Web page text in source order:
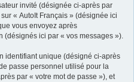
invité (désignée ci-après par
« AutoIt Français » (désignée ici
vous envoyez après
(désignés ici par « vos messages »).
identifiant unique (désigné ci-après
passe personnel utilisé pour la
par « votre mot de passe »), et